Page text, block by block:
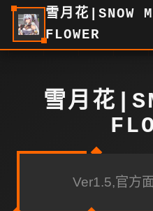
雪月花|SNOW
FLOWER
雪月花
Ver1.5,官方